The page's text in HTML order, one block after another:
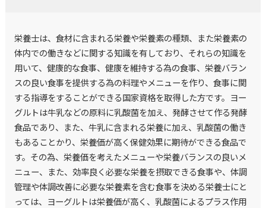
栄養士は、食材に含まれる栄養や栄養素の種類、また栄養素の
体内での働きなどに関する知識を有しており、それらの知識を
用いて、健康的な食事、健康を維持する為の食事、栄養バラン
スの良い食事を提供する為の料理やメニューを作り、食事に関
する指導をすることができる国家資格を取得した方です。ヨー
グルトは牛乳などの原料に乳酸菌を加え、発酵させて作る発酵
食品であり、また、牛乳に含まれる栄養に加え、乳酸菌の働き
もあることかり、栄養価が高く保健効果に期待ができる食品で
す。その為、栄養価を考えたメニューや栄養バランスの良いメ
ニュー、また、効率良く必要な栄養を摂取できる食事や、体調
管理や体調改善に必要な栄養素を含む食事を決める栄養士にと
っては、ヨーグルトは栄養価が高く、乳酸菌によるプラス作用